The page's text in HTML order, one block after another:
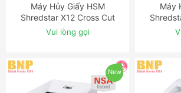
ĐẶT NGAY
Máy Hủy Giấy HSM
Shredstar X12 Cross Cut
Shredder
Vui lòng gọi
Máy
New